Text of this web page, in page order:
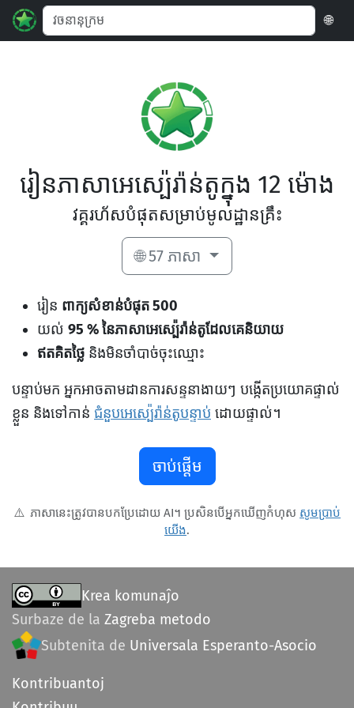
🌐
រៀនភាសាអេស្ប៉េរ៉ាន់តូក្នុង 12 ម៉ោង
វគ្គរហ័សបំផុតសម្រាប់មូលដ្ឋានគ្រឹះ
🌐 57 ភាសា
រៀន ពាក្យសំខាន់បំផុត 500
យល់ 95 % នៃភាសាអេស្ប៉េរ៉ាន់តូដែលគេនិយាយ
ឥតគិតថ្លៃ និងមិនចាំបាច់ចុះឈ្មោះ
បន្ទាប់មក អ្នកអាចតាមដានការសន្ទនាងាយៗ បង្កើតប្រយោគផ្ទាល់
ខ្លួន និងទៅកាន់ ជំនួបអេស្ប៉េរ៉ាន់តូបន្ទាប់ ដោយផ្ទាល់។
ចាប់ផ្តើម
⚠️ ភាសានេះត្រូវបានបកប្រែដោយ AI។ ប្រសិនបើអ្នកឃើញកំហុស សូមប្រាប់
យើង.
Krea komunaĵo
Surbaze de la Zagreba metodo
Subtenita de Universala Esperanto-Asocio
Kontribuantoj